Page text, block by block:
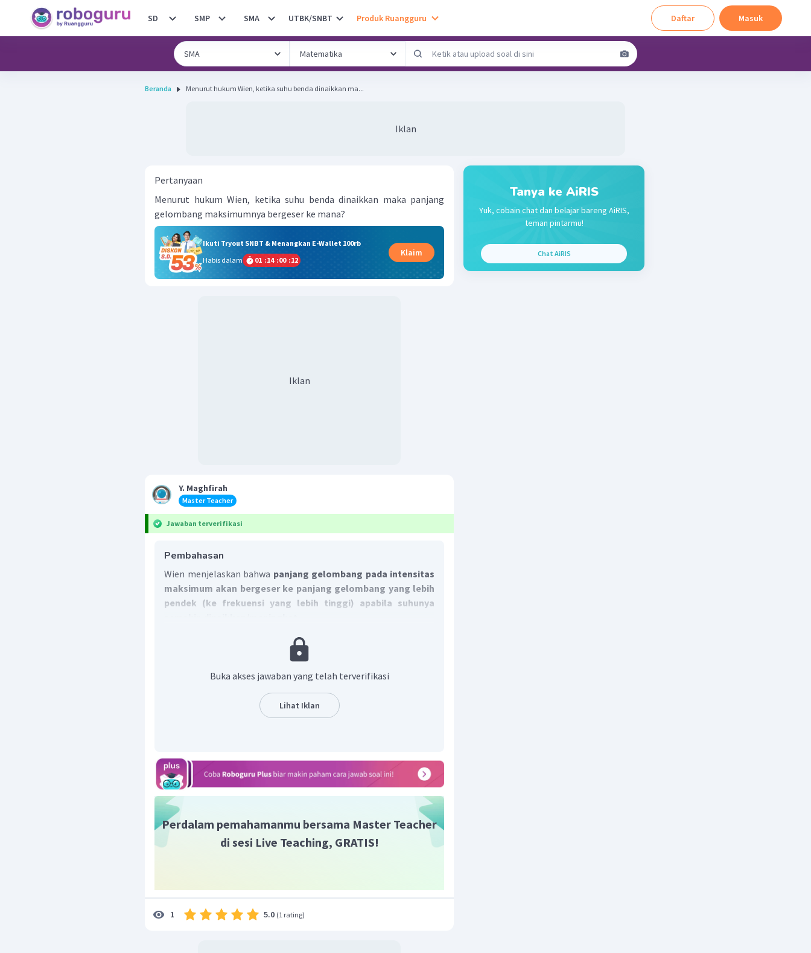
SD SMP SMA UTBK/SNBT Produk Ruangguru Daftar Masuk
Beranda Menurut hukum Wien, ketika suhu benda dinaikkan ma...
Iklan
Pertanyaan
Menurut hukum Wien, ketika suhu benda dinaikkan maka panjang
gelombang maksimumnya bergeser ke mana?
Ikuti Tryout SNBT & Menangkan E-Wallet 100rb
Habis dalam
01 :14 :00 :12
Klaim
Iklan
Y. Maghfirah
Master Teacher
Jawaban terverifikasi
Pembahasan
Wien menjelaskan bahwa panjang gelombang pada intensitas
maksimum akan bergeser ke panjang gelombang yang lebih
pendek (ke frekuensi yang lebih tinggi) apabila suhunya
Buka akses jawaban yang telah terverifikasi
Lihat Iklan
Perdalam pemahamanmu bersama Master Teacher
di sesi Live Teaching, GRATIS!
1 5.0 (1 rating)
Tanya ke AiRIS
Yuk, cobain chat dan belajar bareng AiRIS,
teman pintarmu!
Chat AiRIS